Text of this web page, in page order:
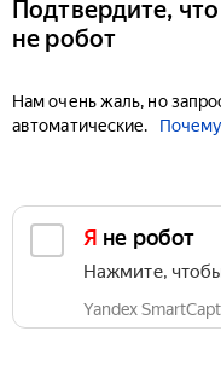
Подтвердите,
не робот
Нам очень жаль, но
автоматические.
Я не робот
Нажмите,
Yandex